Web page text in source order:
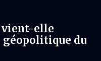
vient-elle
géopolitique du